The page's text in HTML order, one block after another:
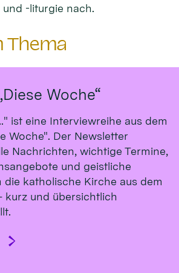
-liturgie nach.
Thema
Woche“
ist eine Interviewreihe aus dem
Woche". Der Newsletter
Nachrichten, wichtige Termine,
und geistliche
die katholische Kirche aus dem
kurz und übersichtlich